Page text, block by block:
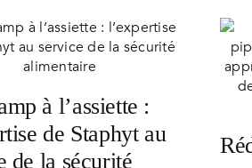
à l’assiette :
de Staphyt au
de la sécurité